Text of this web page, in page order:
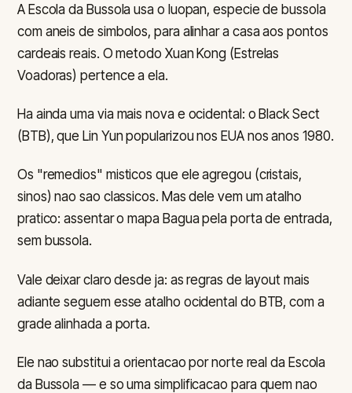
A Escola da Bussola usa o luopan, especie de bussola
com aneis de simbolos, para alinhar a casa aos pontos
cardeais reais. O metodo Xuan Kong (Estrelas
Voadoras) pertence a ela.
Ha ainda uma via mais nova e ocidental: o Black Sect
(BTB), que Lin Yun popularizou nos EUA nos anos 1980.
Os "remedios" misticos que ele agregou (cristais,
sinos) nao sao classicos. Mas dele vem um atalho
pratico: assentar o mapa Bagua pela porta de entrada,
sem bussola.
Vale deixar claro desde ja: as regras de layout mais
adiante seguem esse atalho ocidental do BTB, com a
grade alinhada a porta.
Ele nao substitui a orientacao por norte real da Escola
da Bussola — e so uma simplificacao para quem nao